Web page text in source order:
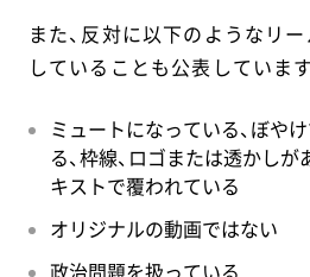
また、反対に以下のようなリ
していることも公表しています
ミュートになっている、ぼや
る、枠線、ロゴまたは透かし
キストで覆われている
オリジナルの動画ではない
政治問題を扱っている